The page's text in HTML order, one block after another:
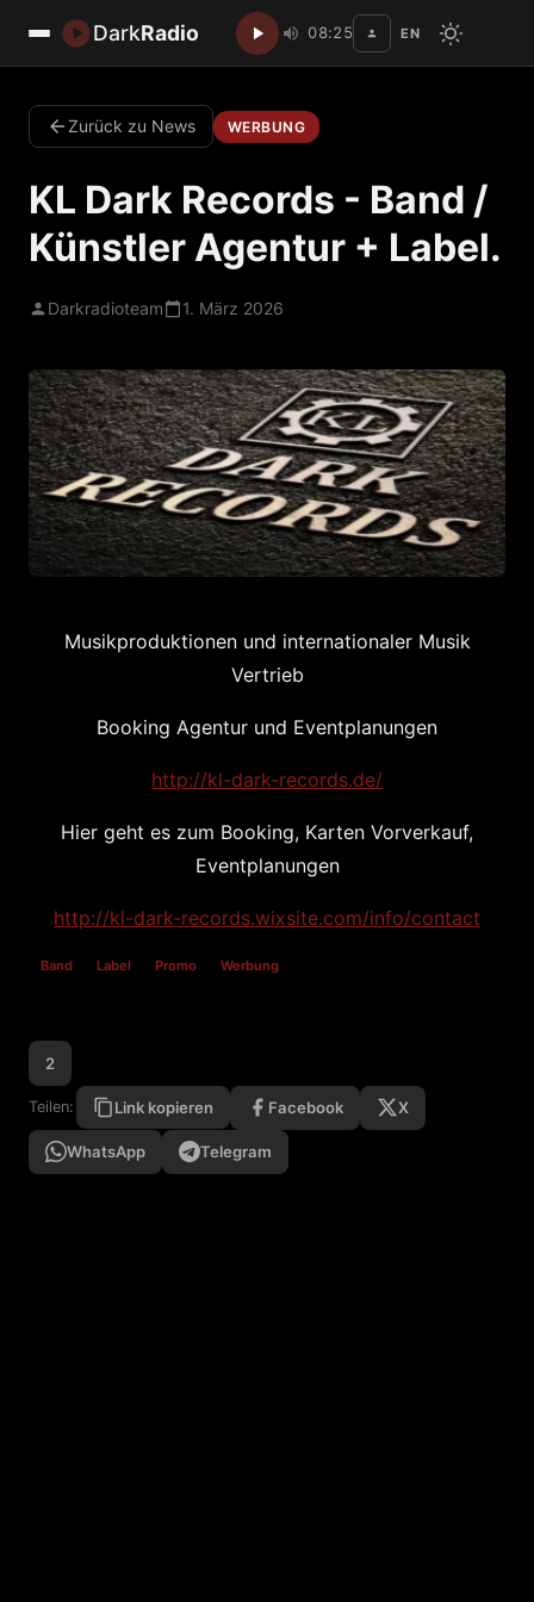
DarkRadio 08:25 EN
Zurück zu News WERBUNG
KL Dark Records - Band /
Künstler Agentur + Label.
Darkradioteam 1. März 2026
Musikproduktionen und internationaler Musik
Vertrieb
Booking Agentur und Eventplanungen
http://kl-dark-records.de/
Hier geht es zum Booking, Karten Vorverkauf,
Eventplanungen
http://kl-dark-records.wixsite.com/info/contact
Band Label Promo Werbung
2
Teilen: Link kopieren Facebook X
WhatsApp Telegram